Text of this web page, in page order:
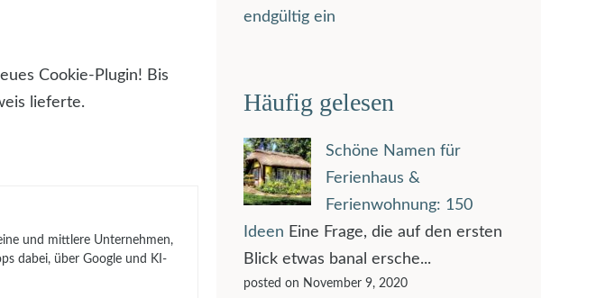
Cookie-Plugin! Bis
lieferte.
und mittlere Unternehmen,
dabei, über Google und KI-
endgültig ein
Häufig gelesen
Schöne Namen für
Ferienhaus &
Ferienwohnung: 150
Ideen Eine Frage, die auf den ersten
Blick etwas banal ersche...
posted on November 9, 2020